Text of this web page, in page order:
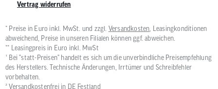
Vertrag widerrufen
* Preise in Euro inkl. MwSt. und zzgl. Versandkosten, Leasingkonditionen
abweichend, Preise in unseren Filialen können ggf. abweichen.
** Leasingpreis in Euro inkl. MwSt
¹ Bei "statt-Preisen" handelt es sich um die unverbindliche Preisempfehlung
des Herstellers. Technische Änderungen, Irrtümer und Schreibfehler
vorbehalten.
² Versandkostenfrei in DE Festland